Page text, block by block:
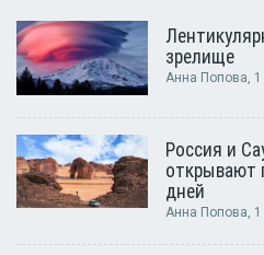
зрелище
Анна Попова,
Россия и
открывают
дней
Анна Попова,